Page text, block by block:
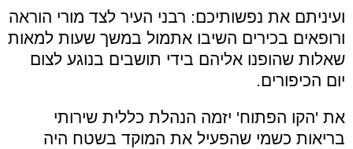
ועיניתם את נפשותיכם: רבני העיר לצד מורי הוראה
ורופאים בכירים השיבו אתמול במשך שעות למאות
שאלות שהופנו אליהם בידי תושבים בנוגע לצום
יום הכיפורים.
את 'הקו הפתוח' יזמה הנהלת כללית שירותי
בריאות כשמי שהפעיל את המוקד בשטח היה